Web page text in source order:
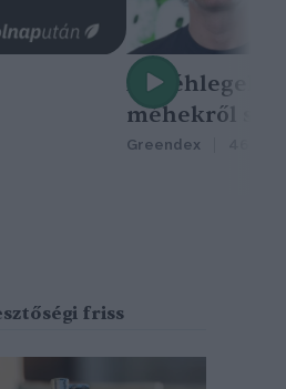
A méhlegelő
méhekről
Greendex